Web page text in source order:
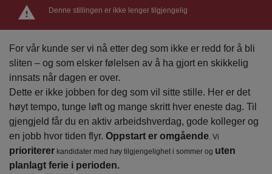
Denne stillingen er ikke lenger tilgjengelig
For vår kunde ser vi nå etter deg som ikke er redd for å bli
sliten – og som elsker følelsen av å ha gjort en skikkelig
innsats når dagen er over.
Dette er ikke jobben for deg som vil sitte stille. Her er det
høyt tempo, tunge løft og mange skritt hver eneste dag. Til
gjengjeld får du en aktiv arbeidshverdag, gode kolleger og
en jobb hvor tiden flyr. Oppstart er omgående. Vi
prioriterer kandidater med høy tilgjengelighet i sommer og uten
planlagt ferie i perioden.